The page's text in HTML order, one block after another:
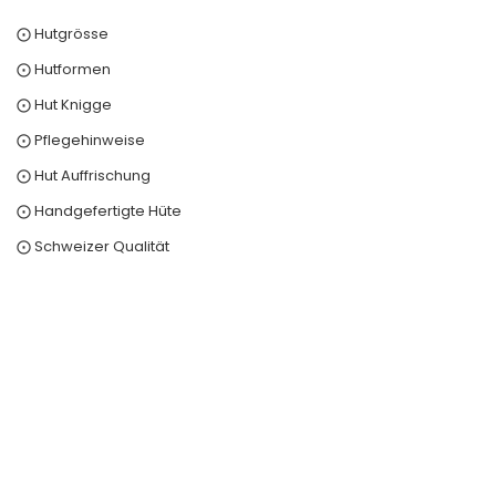
⨀ Hutgrösse
⨀ Hutformen
⨀ Hut Knigge
⨀ Pflegehinweise
⨀ Hut Auffrischung
⨀ Handgefertigte Hüte
⨀ Schweizer Qualität